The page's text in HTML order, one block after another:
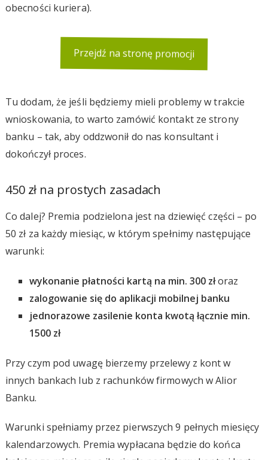
obecności kuriera).
Przejdź na stronę promocji
Tu dodam, że jeśli będziemy mieli problemy w trakcie
wnioskowania, to warto zamówić kontakt ze strony
banku – tak, aby oddzwonił do nas konsultant i
dokończył proces.
450 zł na prostych zasadach
Co dalej? Premia podzielona jest na dziewięć części – po
50 zł za każdy miesiąc, w którym spełnimy następujące
warunki:
wykonanie płatności kartą na min. 300 złoraz
zalogowanie się do aplikacji mobilnej banku
jednorazowe zasilenie konta kwotą łącznie min.
1500 zł
Przy czym pod uwagę bierzemy przelewy z kont w
innych bankach lub z rachunków firmowych w Alior
Banku.
Warunki spełniamy przez pierwszych 9 pełnych miesięcy
kalendarzowych. Premia wypłacana będzie do końca